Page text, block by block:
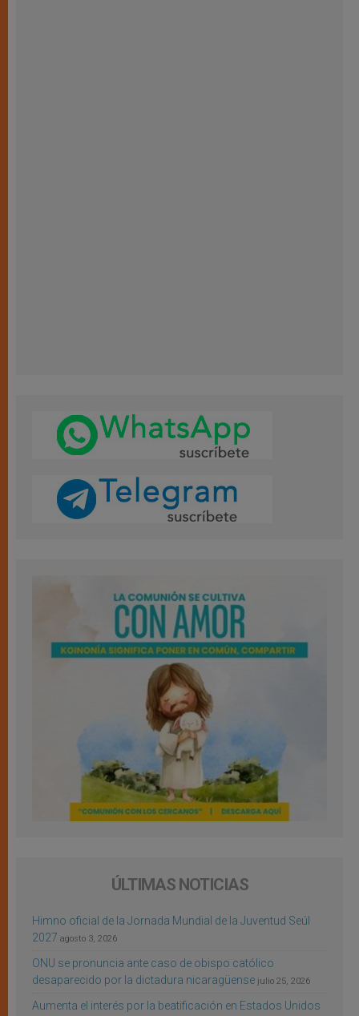
ÚLTIMAS NOTICIAS
Himno oficial de la Jornada Mundial de la Juventud Seúl
2027 agosto 3, 2026
ONU se pronuncia ante caso de obispo católico
desaparecido por la dictadura nicaragüense julio 25, 2026
Aumenta el interés por la beatificación en Estados Unidos